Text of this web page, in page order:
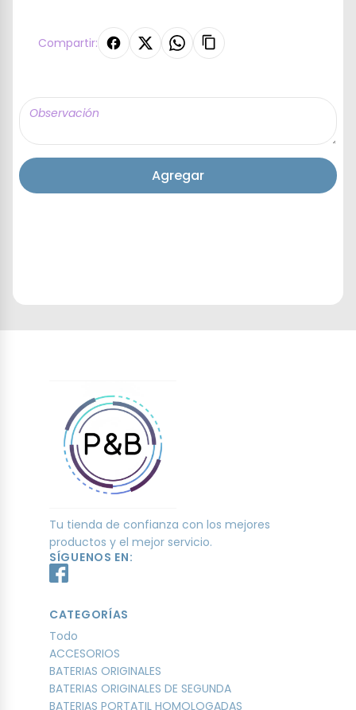
Compartir:
Agregar
Tu tienda de confianza con los mejores
productos y el mejor servicio.
SÍGUENOS EN:
CATEGORÍAS
Todo
ACCESORIOS
BATERIAS ORIGINALES
BATERIAS ORIGINALES DE SEGUNDA
BATERIAS PORTATIL HOMOLOGADAS